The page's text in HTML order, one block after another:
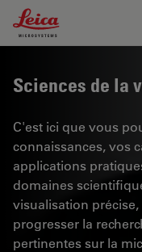
Leica Microsystems
Sciences de la
C'est ici que vous
connaissances, vos
applications
domaines
visualisation
progresser la
pertinentes sur la